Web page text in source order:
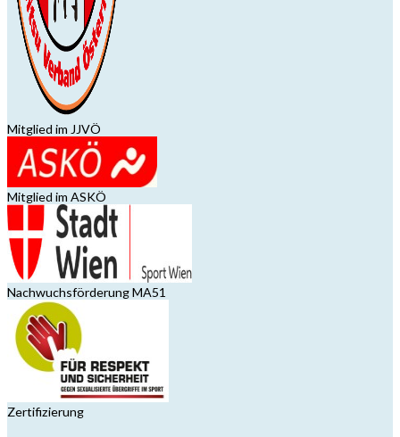
Mitglied im JJVÖ
Mitglied im ASKÖ
Nachwuchsförderung MA51
Zertifizierung